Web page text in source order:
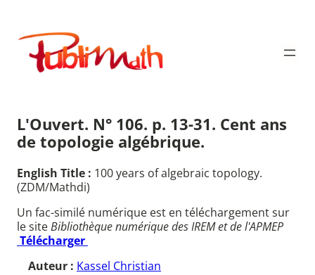
contenu
Publimath
L'Ouvert. N° 106. p. 13-31. Cent ans
de topologie algébrique.
English Title : 100 years of algebraic topology.
(ZDM/Mathdi)
Un fac-similé numérique est en téléchargement sur
le siteBibliothèque numérique des IREM et de l'APMEP
Télécharger
Auteur : Kassel Christian